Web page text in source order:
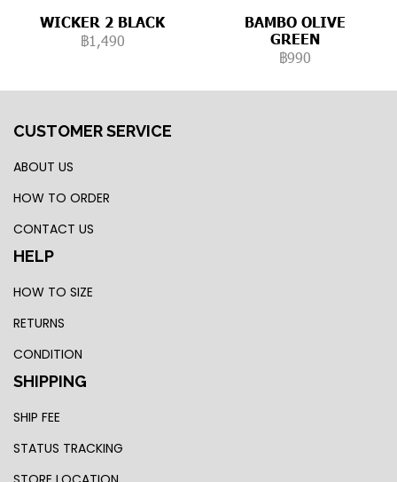
WICKER 2 BLACK
฿1,490
BAMBO OLIVE
GREEN
฿990
CUSTOMER SERVICE
ABOUT US
HOW TO ORDER
CONTACT US
HELP
HOW TO SIZE
RETURNS
CONDITION
SHIPPING
SHIP FEE
STATUS TRACKING